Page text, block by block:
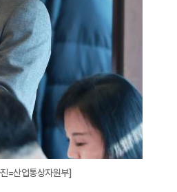
=산업통상자원부]